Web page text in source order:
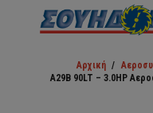
Αρχική /
A29B 90LT – 3.0HP